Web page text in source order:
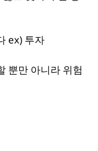
ex) 투자
뿐만 아니라 위험